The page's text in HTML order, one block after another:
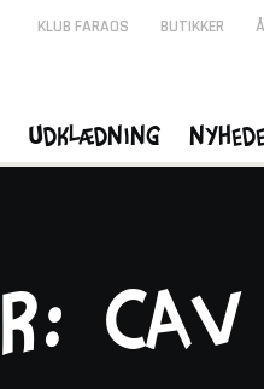
KLUB FARAOS BUTIKKER
Udklædning